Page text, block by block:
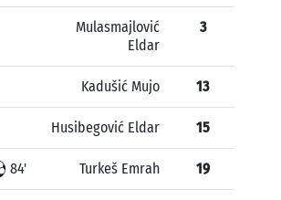
Mulasmajlović
Eldar
3
Kadušić Mujo 13
Husibegović Eldar 15
84' Turkeš Emrah 19